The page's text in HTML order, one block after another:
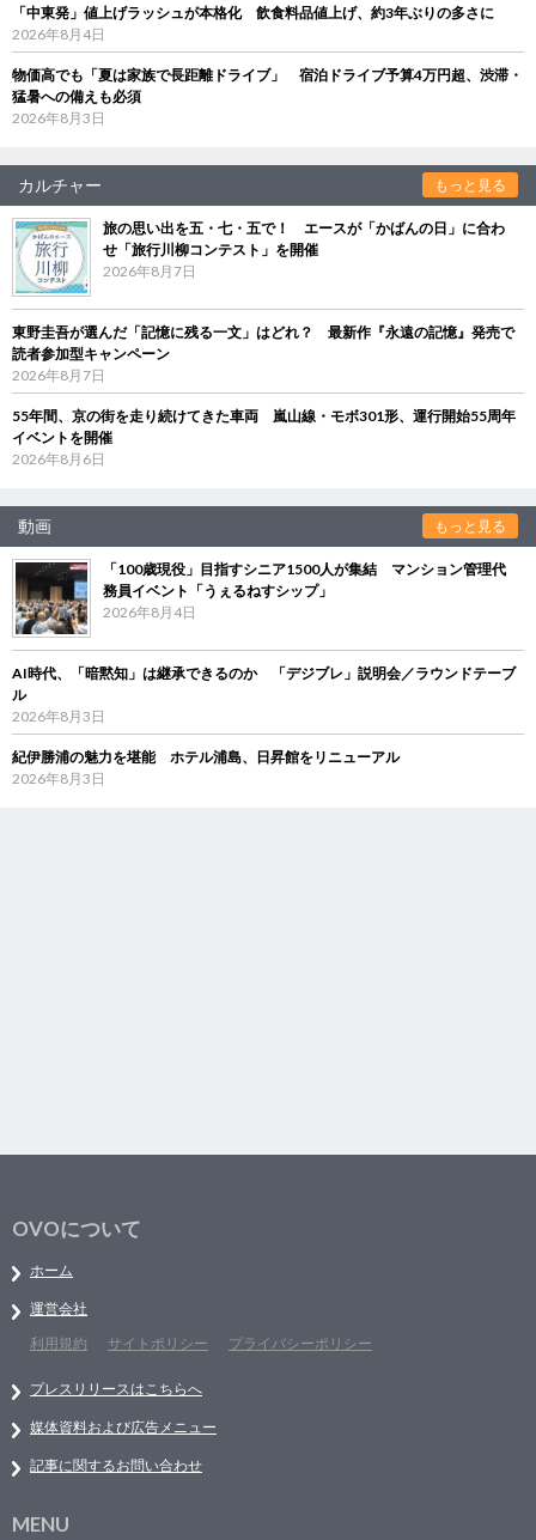
「中東発」値上げラッシュが本格化 飲食料品値上げ、約3年ぶりの多さに
2026年8月4日
物価高でも「夏は家族で長距離ドライブ」 宿泊ドライブ予算4万円超、渋滞・
猛暑への備えも必須
2026年8月3日
カルチャー もっと見る
旅の思い出を五・七・五で！ エースが「かばんの日」に合わ
せ「旅行川柳コンテスト」を開催
2026年8月7日
東野圭吾が選んだ「記憶に残る一文」はどれ？ 最新作『永遠の記憶』発売で
読者参加型キャンペーン
2026年8月7日
55年間、京の街を走り続けてきた車両 嵐山線・モボ301形、運行開始55周年
イベントを開催
2026年8月6日
動画 もっと見る
「100歳現役」目指すシニア1500人が集結 マンション管理代
務員イベント「うぇるねすシップ」
2026年8月4日
AI時代、「暗黙知」は継承できるのか 「デジブレ」説明会／ラウンドテーブ
ル
2026年8月3日
紀伊勝浦の魅力を堪能 ホテル浦島、日昇館をリニューアル
2026年8月3日
OVOについて
ホーム
運営会社
利用規約
サイトポリシー プライバシーポリシー
プレスリリースはこちらへ
媒体資料および広告メニュー
記事に関するお問い合わせ
MENU